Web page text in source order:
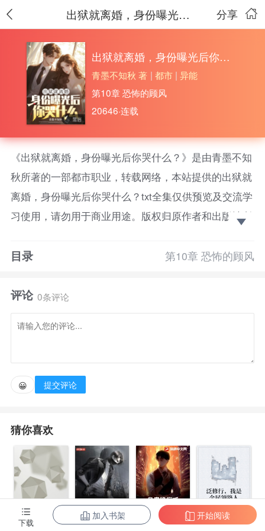
分享
出狱就离婚，身份曝光后你哭什么？
出狱就离婚，身份曝光后你哭什么？
青墨不知秋 著 | 都市 | 异能
第10章 恐怖的顾风
20646·连载
《出狱就离婚，身份曝光后你哭什么？》是由青墨不知
秋所著的一部都市职业，转载网络，本站提供的出狱就
离婚，身份曝光后你哭什么？txt全集仅供预览及交流学
习使用，请勿用于商业用途。版权归原作者和出版社所
正版！ 下载客户端，查看完整作品简介。
目录 第10章 恐怖的顾风
评论 0条评论
😀 提交评论
猜你喜欢
身患绝症后， 泛修行，我是
下载
加入书架 开始阅读